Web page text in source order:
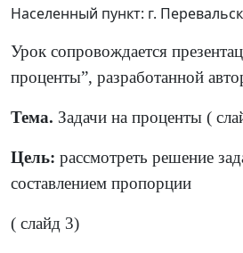
Населенный пункт: г. Перевальск
Урок сопровождается
проценты”, разработанной
Тема. Задачи на проценты (
Цель: рассмотреть решение
составлением пропорции
( слайд 3)